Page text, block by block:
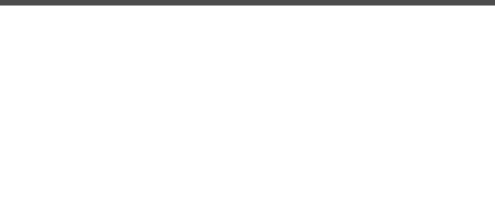
Как рассказал глава района, средства на